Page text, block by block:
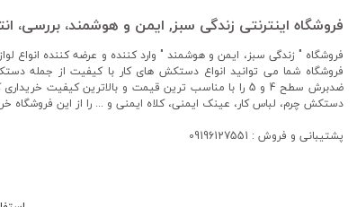
فروشگاه اینترنتی زندگی سبز, ایمن و هوشمند، بررسی،
فروشگاه " زندگی سبز، ایمن و هوشمند " وارد کننده و عرضه کننده انواع
فروشگاه شما می توانید انواع دستکش های کار با کیفیت از جمله
ضدبرش سطح 4 و 5 را با مناسب ترین قیمت و بالاترین
دستکش چرم، لباس کار، عینک ایمنی، کلاه ایمنی و ... را از این فروشگاه
پشتیبانی و فروش : 09196127551